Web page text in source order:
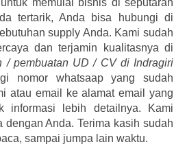
tertarik, Anda bisa hubungi di
supply Anda. Kami sudah
dan terjamin kualitasnya di
/ pembuatan UD / CV di Indragiri
nomor whatsaap yang sudah
atau email ke alamat email yang
informasi lebih detailnya. Kami
dengan Anda. Terima kasih sudah
sampai jumpa lain waktu.